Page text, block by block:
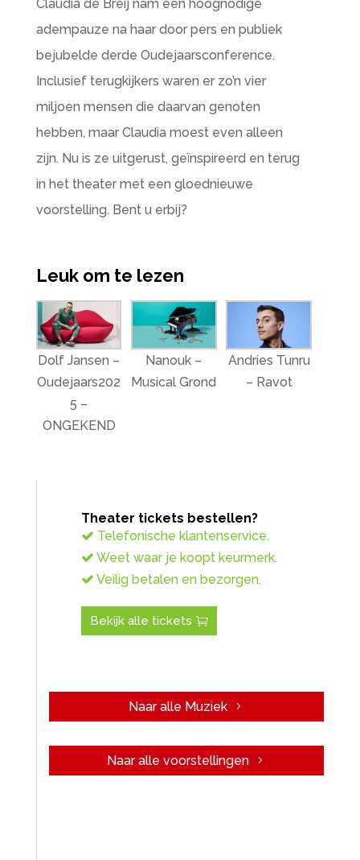
Claudia de Breij nam een hoognodige
adempauze na haar door pers en publiek
bejubelde derde Oudejaarsconference.
Inclusief terugkijkers waren er zo’n vier
miljoen mensen die daarvan genoten
hebben, maar Claudia moest even alleen
zijn. Nu is ze uitgerust, geïnspireerd en terug
in het theater met een gloednieuwe
voorstelling. Bent u erbij?
Leuk om te lezen
Dolf Jansen –
Oudejaars202
5 –
ONGEKEND
Nanouk –
Musical Grond
Andries Tunru
– Ravot
Theater tickets bestellen?
Telefonische klantenservice.
Weet waar je koopt keurmerk.
Veilig betalen en bezorgen.
Bekijk alle tickets
Naar alle Muziek
Naar alle voorstellingen